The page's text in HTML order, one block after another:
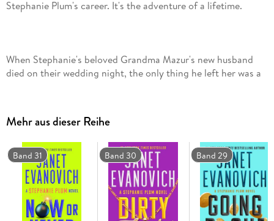
When Stephanie's beloved Grandma Mazur's new husband
died on their wedding night, the only thing he left her was a
But as Stephanie and Grandma Mazur search for Jimmy
Rosolli's treasure, they discover that they're not the only
ones on the hunt. Two dangerous enemies from the past
stand in their way along with a new adversary who's even
more formidable: Gabriela Rose, a dark-eyed beauty from
Mehr aus dieser Reihe
Band 31 Band 30 Band 29